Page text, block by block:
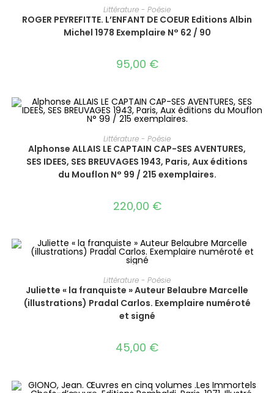
AJOUTER AU PANIER
Littérature - Poésie
ROGER PEYREFITTE. L’ENFANT DE COEUR Editions Albin
Michel 1978 Exemplaire N° 62 / 90
95,00 €
AJOUTER AU PANIER
Littérature - Poésie
Alphonse ALLAIS LE CAPTAIN CAP-SES AVENTURES,
SES IDEES, SES BREUVAGES 1943, Paris, Aux éditions
du Mouflon N° 99 / 215 exemplaires.
220,00 €
AJOUTER AU PANIER
Littérature - Poésie
Juliette « la franquiste »‎ Auteur Belaubre Marcelle
(illustrations)‎ Pradal Carlos. Exemplaire numéroté
et signé
45,00 €